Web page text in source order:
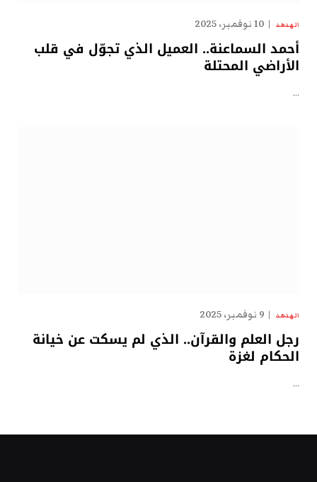
الهدهد 10 نوفمبر، 2025
أحمد السماعنة.. العميل الذي تجوّل في قلب
الأراضي المحتلة
…
الهدهد 9 نوفمبر، 2025
رجل العلم والقرآن.. الذي لم يسكت عن خيانة
الحكام لغزة
…